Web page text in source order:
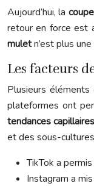
Aujourd’hui, la
retour en force est
muletn’est plus
Les facteurs
Plusieurs
plateformes ont
tendances
et des sous-
TikTok a
Instagram a